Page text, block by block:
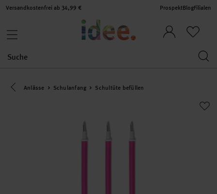
Versandkostenfrei ab 34,99 € ProspektBlogFilialen
Eine Kategorie zurück navigieren
Anlässe Schulanfang Schultüte befüllen